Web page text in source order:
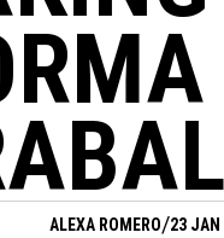
ALEXA ROMERO/23 JAN
DE